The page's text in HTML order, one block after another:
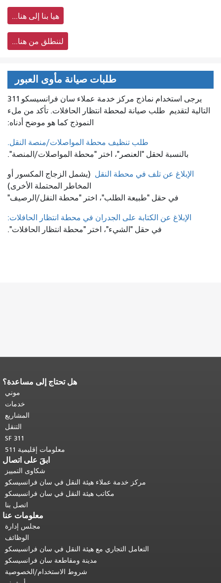
هيا بنا إلى هنا...
لننطلق من هنا...
طلبات صيانة مأوى العبور
يرجى استخدام نماذج مركز خدمة عملاء سان فرانسيسكو 311
التالية لتقديم طلب صيانة لمحطة انتظار الحافلات. تأكد من ملء
النموذج كما هو موضح أدناه:
طلب تنظيف محطة المواصلات/منصة النقل.
بالنسبة لحقل "العنصر"، اختر "محطة المواصلات/المنصة".
الإبلاغ عن تلف في محطة النقل (يشمل الزجاج المكسور أو
المخاطر المحتملة الأخرى)
في حقل "طبيعة الطلب"، اختر "محطة النقل/الرصيف"
الإبلاغ عن الكتابة على الجدران في محطة انتظار الحافلات:
في حقل "الشيء"، اختر "محطة انتظار الحافلات".
هل تحتاج إلى مساعدة؟
موني
خدمات
المشاريع
التنقل
SF 311
معلومات إقليمية 511
ابقَ على اتصال
شكاوى التمييز
مركز خدمة عملاء هيئة النقل في سان فرانسيسكو
مكاتب هيئة النقل في سان فرانسيسكو
اتصل بنا
معلومات عنا
مجلس إدارة
الوظائف
التعامل التجاري مع هيئة النقل في سان فرانسيسكو
مدينة ومقاطعة سان فرانسيسكو
شروط الاستخدام/الخصوصية